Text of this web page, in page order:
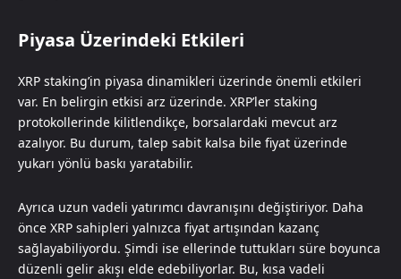
Piyasa Üzerindeki Etkileri
XRP staking’in piyasa dinamikleri üzerinde önemli etkileri
var. En belirgin etkisi arz üzerinde. XRP’ler staking
protokollerinde kilitlendikçe, borsalardaki mevcut arz
azalıyor. Bu durum, talep sabit kalsa bile fiyat üzerinde
yukarı yönlü baskı yaratabilir.
Ayrıca uzun vadeli yatırımcı davranışını değiştiriyor. Daha
önce XRP sahipleri yalnızca fiyat artışından kazanç
sağlayabiliyordu. Şimdi ise ellerinde tuttukları süre boyunca
düzenli gelir akışı elde edebiliyorlar. Bu, kısa vadeli